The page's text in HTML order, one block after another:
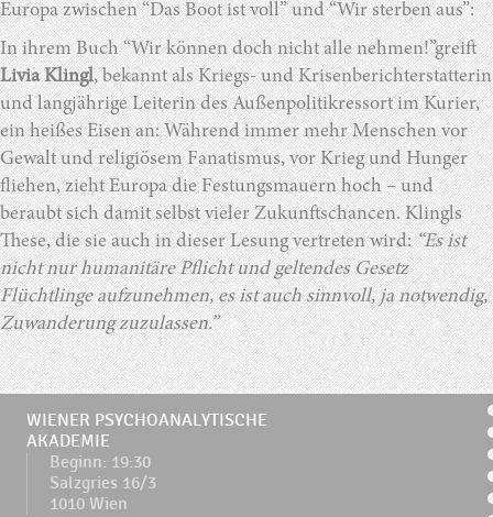
Europa zwischen “Das Boot ist voll” und “Wir sterben aus”:
In ihrem Buch “Wir können doch nicht alle nehmen!”greift
Livia Klingl, bekannt als Kriegs- und Krisenberichterstatterin
und langjährige Leiterin des Außenpolitikressort im Kurier,
ein heißes Eisen an: Während immer mehr Menschen vor
Gewalt und religiösem Fanatismus, vor Krieg und Hunger
fliehen, zieht Europa die Festungsmauern hoch – und
beraubt sich damit selbst vieler Zukunftschancen. Klingls
These, die sie auch in dieser Lesung vertreten wird:“Es ist
nicht nur humanitäre Pflicht und geltendes Gesetz
Flüchtlinge aufzunehmen, es ist auch sinnvoll, ja notwendig,
Zuwanderung zuzulassen.”
WIENER PSYCHOANALYTISCHE
AKADEMIE
Beginn: 19:30
Salzgries 16/3
1010 Wien